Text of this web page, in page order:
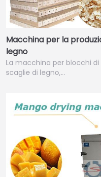
Macchina per la
legno
La macchina per blocchi
scaglie di legno,…